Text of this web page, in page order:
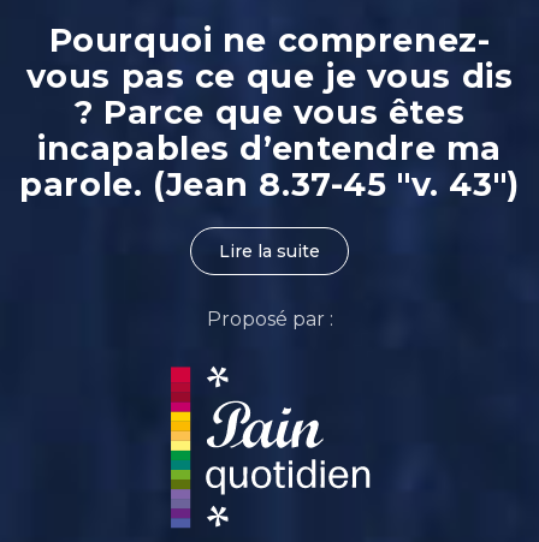
Pourquoi ne comprenez-
vous pas ce que je vous dis
? Parce que vous êtes
incapables d’entendre ma
parole. (Jean 8.37-45 "v. 43")
Lire la suite
Proposé par :